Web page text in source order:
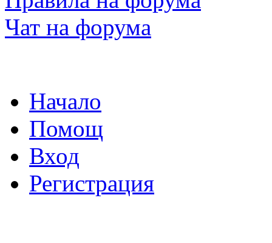
Чат на форума
Начало
Помощ
Вход
Регистрация